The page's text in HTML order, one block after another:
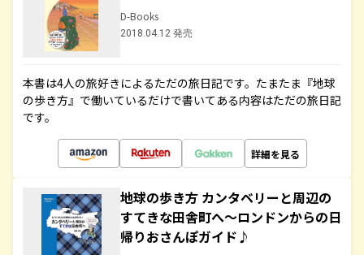
D-Books
2018.04.12 発売
本書は4人の旅好きによるただの旅日記です。たまたま『地球
の歩き方』で働いているだけで書いてある内容はただの旅日記
です。
詳細を見る
地球の歩き方 カンタベリーと周辺の
すてきな田舎町へ～ロンドンからの日
帰りおさんぽガイド♪